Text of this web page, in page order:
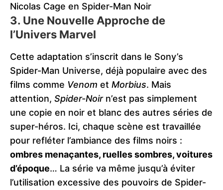
Nicolas Cage en Spider-Man Noir
3. Une Nouvelle Approche de
l’Univers Marvel
Cette adaptation s’inscrit dans le Sony’s
Spider-Man Universe, déjà populaire avec des
films comme Venom et Morbius. Mais
attention, Spider-Noirn’est pas simplement
une copie en noir et blanc des autres séries de
super-héros. Ici, chaque scène est travaillée
pour refléter l’ambiance des films noirs :
ombres menaçantes, ruelles sombres, voitures
d’époque… La série va même jusqu’à éviter
l’utilisation excessive des pouvoirs de Spider-